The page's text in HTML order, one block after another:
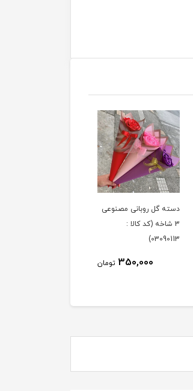
دسته گل روبانی مصنوعی
3 شاخه (کد کالا :
03090113)
350,000 تومان